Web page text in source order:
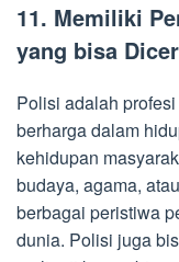
11. Memiliki
yang bisa
Polisi adalah
berharga dalam
kehidupan
budaya, agama,
berbagai peristiwa
dunia. Polisi juga